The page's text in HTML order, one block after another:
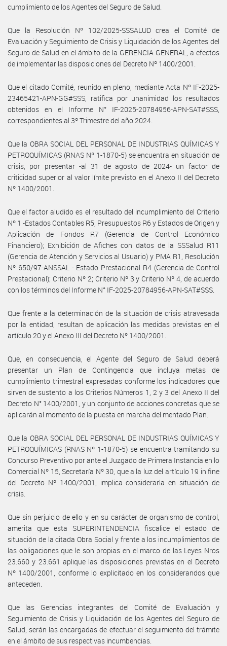
cumplimiento de los Agentes del Seguro de Salud.
Que la Resolución Nº 102/2025-SSSALUD crea el Comité de
Evaluación y Seguimiento de Crisis y Liquidación de los Agentes del
Seguro de Salud en el ámbito de la GERENCIA GENERAL, a efectos
de implementar las disposiciones del Decreto Nº 1400/2001.
Que el citado Comité, reunido en pleno, mediante Acta Nº IF-2025-
23465421-APN-GG#SSS, ratifica por unanimidad los resultados
obtenidos en el Informe N° IF-2025-20784956-APN-SAT#SSS,
correspondientes al 3º Trimestre del año 2024.
Que la OBRA SOCIAL DEL PERSONAL DE INDUSTRIAS QUÍMICAS Y
PETROQUÍMICAS (RNAS Nº 1-1870-5) se encuentra en situación de
crisis, por presentar -al 31 de agosto de 2024- un factor de
criticidad superior al valor límite previsto en el Anexo II del Decreto
Nº 1400/2001.
Que el factor aludido es el resultado del incumplimiento del Criterio
Nº 1 -Estados Contables R5, Presupuestos R6 y Estados de Origen y
Aplicación de Fondos R7 (Gerencia de Control Económico
Financiero); Exhibición de Afiches con datos de la SSSalud R11
(Gerencia de Atención y Servicios al Usuario) y PMA R1, Resolución
Nº 650/97-ANSSAL - Estado Prestacional R4 (Gerencia de Control
Prestacional); Criterio Nº 2; Criterio Nº 3 y Criterio Nº 4, de acuerdo
con los términos del Informe N° IF-2025-20784956-APN-SAT#SSS.
Que frente a la determinación de la situación de crisis atravesada
por la entidad, resultan de aplicación las medidas previstas en el
artículo 20 y el Anexo III del Decreto Nº 1400/2001.
Que, en consecuencia, el Agente del Seguro de Salud deberá
presentar un Plan de Contingencia que incluya metas de
cumplimiento trimestral expresadas conforme los indicadores que
sirven de sustento a los Criterios Números 1, 2 y 3 del Anexo II del
Decreto N° 1400/2001, y un conjunto de acciones concretas que se
aplicarán al momento de la puesta en marcha del mentado Plan.
Que la OBRA SOCIAL DEL PERSONAL DE INDUSTRIAS QUÍMICAS Y
PETROQUÍMICAS (RNAS Nº 1-1870-5) se encuentra tramitando su
Concurso Preventivo por ante el Juzgado de Primera Instancia en lo
Comercial Nº 15, Secretaría Nº 30, que a la luz del artículo 19 in fine
del Decreto Nº 1400/2001, implica considerarla en situación de
crisis.
Que sin perjuicio de ello y en su carácter de organismo de control,
amerita que esta SUPERINTENDENCIA fiscalice el estado de
situación de la citada Obra Social y frente a los incumplimientos de
las obligaciones que le son propias en el marco de las Leyes Nros
23.660 y 23.661 aplique las disposiciones previstas en el Decreto
Nº 1400/2001, conforme lo explicitado en los considerandos que
anteceden.
Que las Gerencias integrantes del Comité de Evaluación y
Seguimiento de Crisis y Liquidación de los Agentes del Seguro de
Salud, serán las encargadas de efectuar el seguimiento del trámite
en el ámbito de sus respectivas incumbencias.